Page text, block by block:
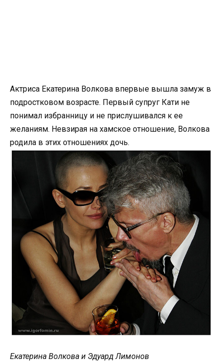
Актриса Екатерина Волкова впервые вышла замуж в
подростковом возрасте. Первый супруг Кати не
понимал избранницу и не прислушивался к ее
желаниям. Невзирая на хамское отношение, Волкова
родила в этих отношениях дочь.
Екатерина Волкова и Эдуард Лимонов